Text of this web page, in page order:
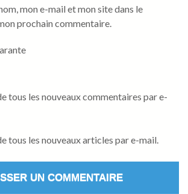
mon e-mail et mon site dans le
prochain commentaire.
tous les nouveaux commentaires par e-
tous les nouveaux articles par e-mail.